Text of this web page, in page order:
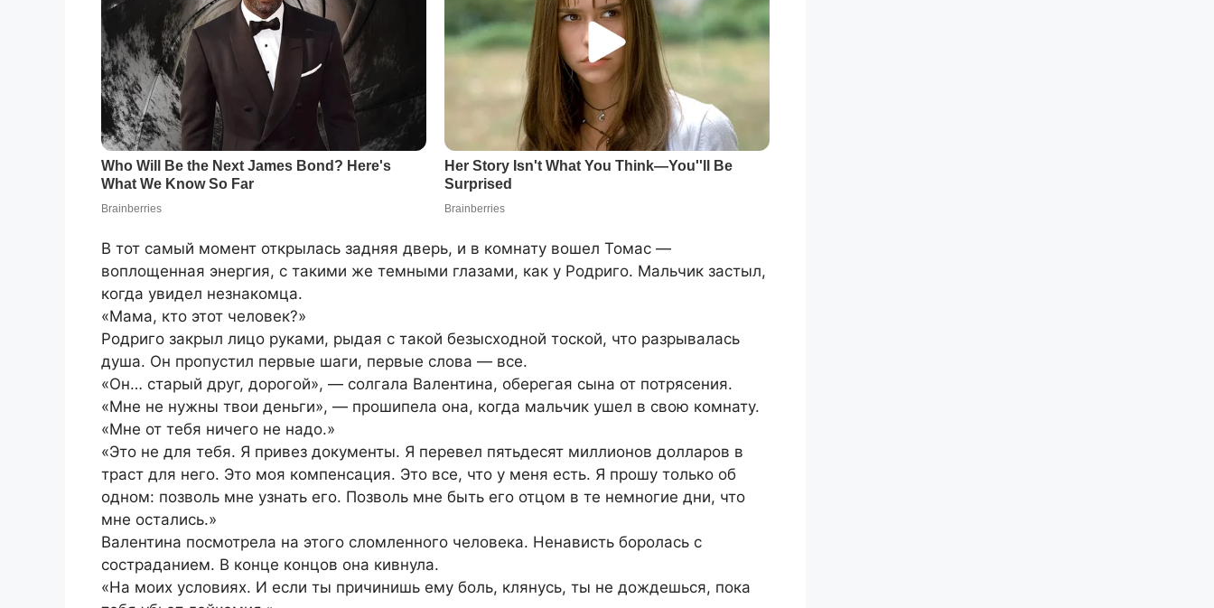
В тот самый момент открылась задняя дверь, и в комнату вошел Томас —
воплощенная энергия, с такими же темными глазами, как у Родриго. Мальчик застыл,
когда увидел незнакомца.
«Мама, кто этот человек?»
Родриго закрыл лицо руками, рыдая с такой безысходной тоской, что разрывалась
душа. Он пропустил первые шаги, первые слова — все.
«Он… старый друг, дорогой», — солгала Валентина, оберегая сына от потрясения.
«Мне не нужны твои деньги», — прошипела она, когда мальчик ушел в свою комнату.
«Мне от тебя ничего не надо.»
«Это не для тебя. Я привез документы. Я перевел пятьдесят миллионов долларов в
траст для него. Это моя компенсация. Это все, что у меня есть. Я прошу только об
одном: позволь мне узнать его. Позволь мне быть его отцом в те немногие дни, что
мне остались.»
Валентина посмотрела на этого сломленного человека. Ненависть боролась с
состраданием. В конце концов она кивнула.
«На моих условиях. И если ты причинишь ему боль, клянусь, ты не дождешься, пока